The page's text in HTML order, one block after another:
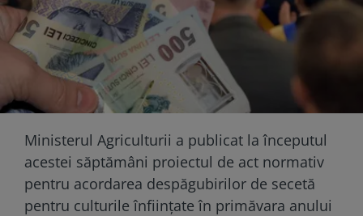
Ministerul Agriculturii a publicat la începutul
acestei săptămâni proiectul de act normativ
pentru acordarea despăgubirilor de secetă
pentru culturile înființate în primăvara anului